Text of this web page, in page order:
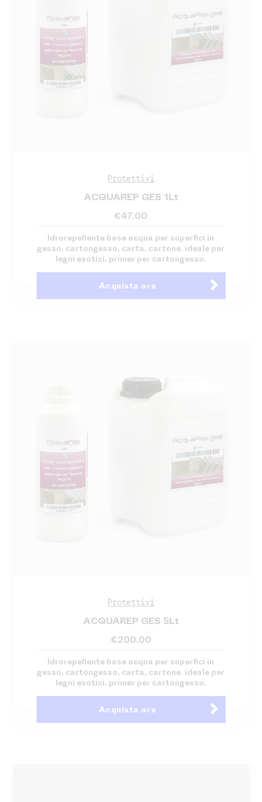
Protettivi
ACQUAREP GES 1Lt
€47.00
Idrorepellente base acqua per superfici in
gesso, cartongesso, carta, cartone. ideale per
legni esotici. primer per cartongesso.
Acquista ora
Protettivi
ACQUAREP GES 5Lt
€200.00
Idrorepellente base acqua per superfici in
gesso, cartongesso, carta, cartone. ideale per
legni esotici. primer per cartongesso.
Acquista ora